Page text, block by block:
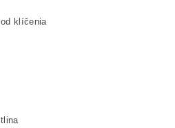
klíčenia